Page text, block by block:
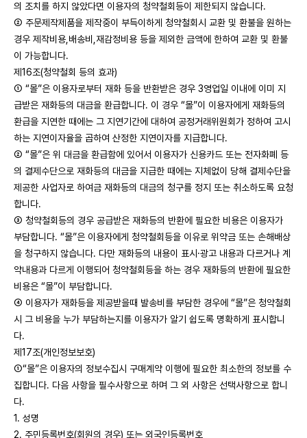
의 조치를 하지 않았다면 이용자의 청약철회등이 제한되지 않습니다.
② 주문제작제품을 제작중이 부득이하게 청약철회시 교환 및 환불을 원하는
경우 제작비용,배송비,재감정비용 등을 제외한 금액에 한하여 교환 및 환불
이 가능합니다.
제16조(청약철회 등의 효과)
① “몰”은 이용자로부터 재화 등을 반환받은 경우 3영업일 이내에 이미 지
급받은 재화등의 대금을 환급합니다. 이 경우 “몰”이 이용자에게 재화등의
환급을 지연한 때에는 그 지연기간에 대하여 공정거래위원회가 정하여 고시
하는 지연이자율을 곱하여 산정한 지연이자를 지급합니다.
② “몰”은 위 대금을 환급함에 있어서 이용자가 신용카드 또는 전자화폐 등
의 결제수단으로 재화등의 대금을 지급한 때에는 지체없이 당해 결제수단을
제공한 사업자로 하여금 재화등의 대금의 청구를 정지 또는 취소하도록 요청
합니다.
③ 청약철회등의 경우 공급받은 재화등의 반환에 필요한 비용은 이용자가
부담합니다. “몰”은 이용자에게 청약철회등을 이유로 위약금 또는 손해배상
을 청구하지 않습니다. 다만 재화등의 내용이 표시·광고 내용과 다르거나 계
약내용과 다르게 이행되어 청약철회등을 하는 경우 재화등의 반환에 필요한
비용은 “몰”이 부담합니다.
④ 이용자가 재화등을 제공받을때 발송비를 부담한 경우에 “몰”은 청약철회
시 그 비용을 누가 부담하는지를 이용자가 알기 쉽도록 명확하게 표시합니
다.
제17조(개인정보보호)
①“몰”은 이용자의 정보수집시 구매계약 이행에 필요한 최소한의 정보를 수
집합니다. 다음 사항을 필수사항으로 하며 그 외 사항은 선택사항으로 합니
다.
1. 성명
2. 주민등록번호(회원의 경우) 또는 외국인등록번호